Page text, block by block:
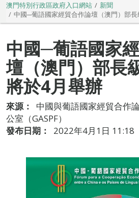
澳門特別行政區政府入口網站
新聞
中國─葡語國家經貿合作論壇（澳門）部
中國─葡語國家
壇（澳門）部長
將於4月舉辦
來源：
中國與葡語國家經貿合作
公室（GASPF）
發布日期：
2022年4月1日 11:18